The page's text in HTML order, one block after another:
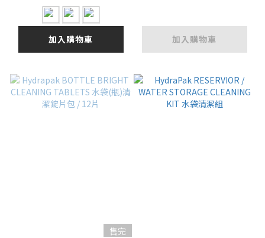
加入購物車 加入購物車
售完